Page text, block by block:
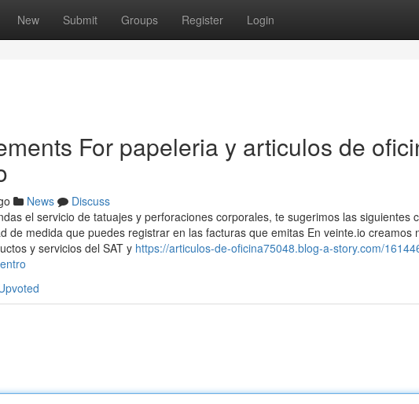
New Submit Groups Register Login
For papeleria y articulos de
News
Discuss
el servicio de tatuajes y perforaciones corporales, te sugerimos las siguientes
de medida que puedes registrar en las facturas que emitas En veinte.io creamos
y servicios del SAT y https://articulos-de-oficina75048.blog-a-story.com/